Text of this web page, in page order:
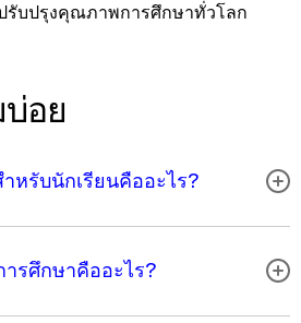
รับปรุงคุณภาพการศึกษาทั่วโลก
อย
หรับนักเรียนคืออะไร?
รศึกษาคืออะไร?